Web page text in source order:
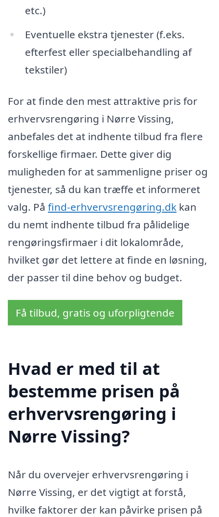
etc.)
Eventuelle ekstra tjenester (f.eks.
efterfest eller specialbehandling af
tekstiler)
For at finde den mest attraktive pris for
erhvervsrengøring i Nørre Vissing,
anbefales det at indhente tilbud fra flere
forskellige firmaer. Dette giver dig
muligheden for at sammenligne priser og
tjenester, så du kan træffe et informeret
valg. På find-erhvervsrengøring.dk kan
du nemt indhente tilbud fra pålidelige
rengøringsfirmaer i dit lokalområde,
hvilket gør det lettere at finde en løsning,
der passer til dine behov og budget.
Få tilbud, gratis og uforpligtende
Hvad er med til at
bestemme prisen på
erhvervsrengøring i
Nørre Vissing?
Når du overvejer erhvervsrengøring i
Nørre Vissing, er det vigtigt at forstå,
hvilke faktorer der kan påvirke prisen på